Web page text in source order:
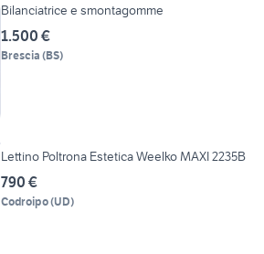
Bilanciatrice e smontagomme
1.500 €
Brescia (BS)
Lettino Poltrona Estetica Weelko MAXI 2235B
790 €
Codroipo(UD)